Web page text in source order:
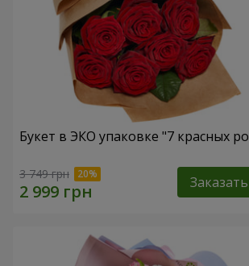
Букет в ЭКО упаковке "7 красных
3 749 грн Заказать